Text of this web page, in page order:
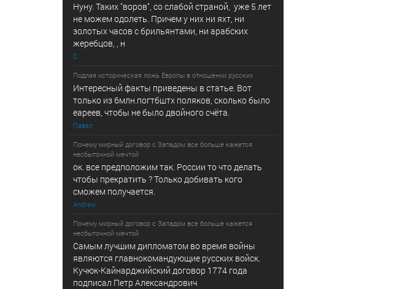
Нуну. Таких "воров", со слабой страной, уже 5 лет
не можем одолеть. Причем у них ни яхт, ни
золотых часов с брильянтами, ни арабских
жеребцов, , н
С
Подлая историческая ложь Европы в отношении русских
Интересный факты приведены в статье. Вот
только из 6млн.погтбштх поляков, сколько было
еареев, чтобы не было двойного счёта.
Павел
Почему мирный договор с Западом все больше кажется
несбыточной мечтой
ок. все предположим так. России то что делать
чтобы прекратить ? Только добивать кого
сможем получается.
Andrew
Почему мирный договор с Западом все больше кажется
несбыточной мечтой
Самым лучшим дипломатом во время войны
являются главнокомандующие русских войск.
Кучюк-Кайнарджийский договор 1774 года
подписал Петр Александрович